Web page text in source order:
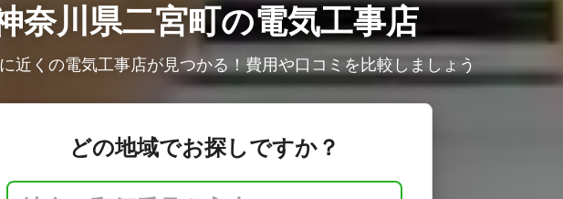
奈川県二宮町の電気工事店
近くの電気工事店が見つかる！費用や口コミを比較しましょう
どの地域でお探しですか？